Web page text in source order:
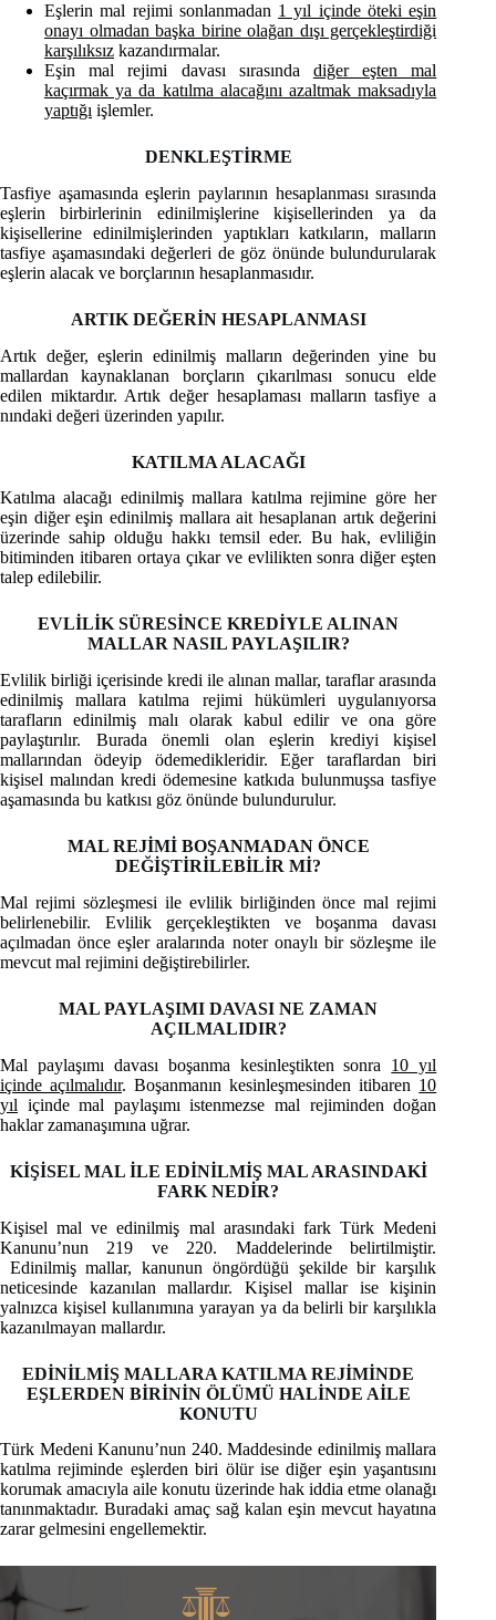
Eşlerin mal rejimi sonlanmadan 1 yıl içinde öteki eşin
onayı olmadan başka birine olağan dışı gerçekleştirdiği
karşılıksız kazandırmalar.
Eşin mal rejimi davası sırasında diğer eşten mal
kaçırmak ya da katılma alacağını azaltmak maksadıyla
yaptığı işlemler.
DENKLEŞTİRME
Tasfiye aşamasında eşlerin paylarının hesaplanması sırasında
eşlerin birbirlerinin edinilmişlerine kişisellerinden ya da
kişisellerine edinilmişlerinden yaptıkları katkıların, malların
tasfiye aşamasındaki değerleri de göz önünde bulundurularak
eşlerin alacak ve borçlarının hesaplanmasıdır.
ARTIK DEĞERİN HESAPLANMASI
Artık değer, eşlerin edinilmiş malların değerinden yine bu
mallardan kaynaklanan borçların çıkarılması sonucu elde
edilen miktardır. Artık değer hesaplaması malların tasfiye a
nındaki değeri üzerinden yapılır.
KATILMA ALACAĞI
Katılma alacağı edinilmiş mallara katılma rejimine göre her
eşin diğer eşin edinilmiş mallara ait hesaplanan artık değerini
üzerinde sahip olduğu hakkı temsil eder. Bu hak, evliliğin
bitiminden itibaren ortaya çıkar ve evlilikten sonra diğer eşten
talep edilebilir.
EVLİLİK SÜRESİNCE KREDİYLE ALINAN
MALLAR NASIL PAYLAŞILIR?
Evlilik birliği içerisinde kredi ile alınan mallar, taraflar arasında
edinilmiş mallara katılma rejimi hükümleri uygulanıyorsa
tarafların edinilmiş malı olarak kabul edilir ve ona göre
paylaştırılır. Burada önemli olan eşlerin krediyi kişisel
mallarından ödeyip ödemedikleridir. Eğer taraflardan biri
kişisel malından kredi ödemesine katkıda bulunmuşsa tasfiye
aşamasında bu katkısı göz önünde bulundurulur.
MAL REJİMİ BOŞANMADAN ÖNCE
DEĞİŞTİRİLEBİLİR Mİ?
Mal rejimi sözleşmesi ile evlilik birliğinden önce mal rejimi
belirlenebilir. Evlilik gerçekleştikten ve boşanma davası
açılmadan önce eşler aralarında noter onaylı bir sözleşme ile
mevcut mal rejimini değiştirebilirler.
MAL PAYLAŞIMI DAVASI NE ZAMAN
AÇILMALIDIR?
Mal paylaşımı davası boşanma kesinleştikten sonra 10 yıl
içinde açılmalıdır. Boşanmanın kesinleşmesinden itibaren 10
yıl içinde mal paylaşımı istenmezse mal rejiminden doğan
haklar zamanaşımına uğrar.
KİŞİSEL MAL İLE EDİNİLMİŞ MAL ARASINDAKİ
FARK NEDİR?
Kişisel mal ve edinilmiş mal arasındaki fark Türk Medeni
Kanunu’nun 219 ve 220. Maddelerinde belirtilmiştir.
Edinilmiş mallar, kanunun öngördüğü şekilde bir karşılık
neticesinde kazanılan mallardır. Kişisel mallar ise kişinin
yalnızca kişisel kullanımına yarayan ya da belirli bir karşılıkla
kazanılmayan mallardır.
EDİNİLMİŞ MALLARA KATILMA REJİMİNDE
EŞLERDEN BİRİNİN ÖLÜMÜ HALİNDE AİLE
KONUTU
Türk Medeni Kanunu’nun 240. Maddesinde edinilmiş mallara
katılma rejiminde eşlerden biri ölür ise diğer eşin yaşantısını
korumak amacıyla aile konutu üzerinde hak iddia etme olanağı
tanınmaktadır. Buradaki amaç sağ kalan eşin mevcut hayatına
zarar gelmesini engellemektir.